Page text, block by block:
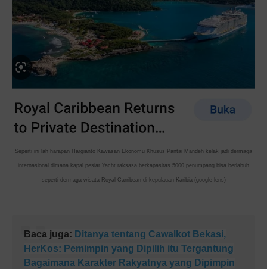
Seperti ini lah harapan Hargianto Kawasan Ekonomu Khusus Pantai Mandeh kelak jadi dermaga
internasional dimana kapal pesiar Yacht raksasa berkapasitas 5000 penumpang bisa berlabuh
seperti dermaga wisata Royal Carribean di kepulauan Karibia (google lens)
Baca juga: Ditanya tentang Cawalkot Bekasi,
HerKos: Pemimpin yang Dipilih itu Tergantung
Bagaimana Karakter Rakyatnya yang Dipimpin